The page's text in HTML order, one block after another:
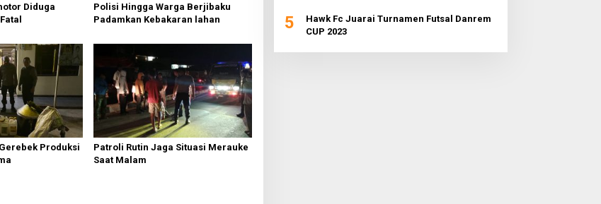
Diduga
Polisi Hingga Warga Berjibaku
Padamkan Kebakaran lahan
Produksi
Patroli Rutin Jaga Situasi Merauke
Saat Malam
5
Hawk Fc Juarai Turnamen Futsal Danrem
CUP 2023